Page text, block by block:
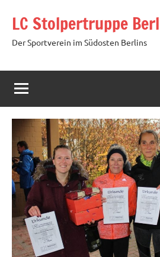
Inhalt
springen
LC Stolpertruppe
Der Sportverein im Südosten Berlins